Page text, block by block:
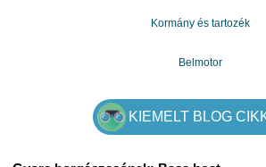
Kormány és tartozék
Belmotor
KIEMELT BLOG